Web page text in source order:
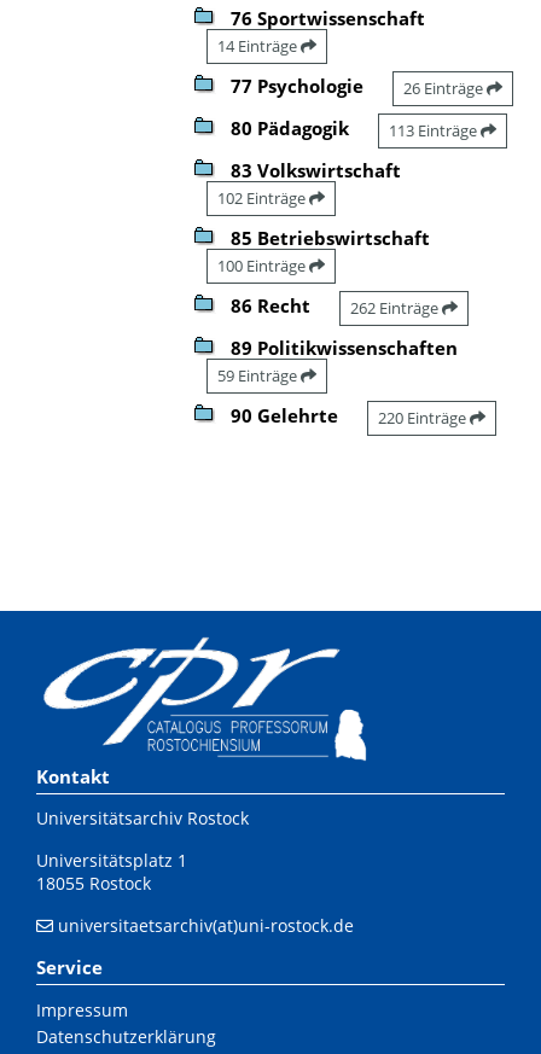
76 Sportwissenschaft
14 Einträge
77 Psychologie 26 Einträge
80 Pädagogik 113 Einträge
83 Volkswirtschaft
102 Einträge
85 Betriebswirtschaft
100 Einträge
86 Recht 262 Einträge
89 Politikwissenschaften
59 Einträge
90 Gelehrte 220 Einträge
Kontakt
Universitätsarchiv Rostock
Universitätsplatz 1
18055 Rostock
universitaetsarchiv(at)uni-rostock.de
Service
Impressum
Datenschutzerklärung